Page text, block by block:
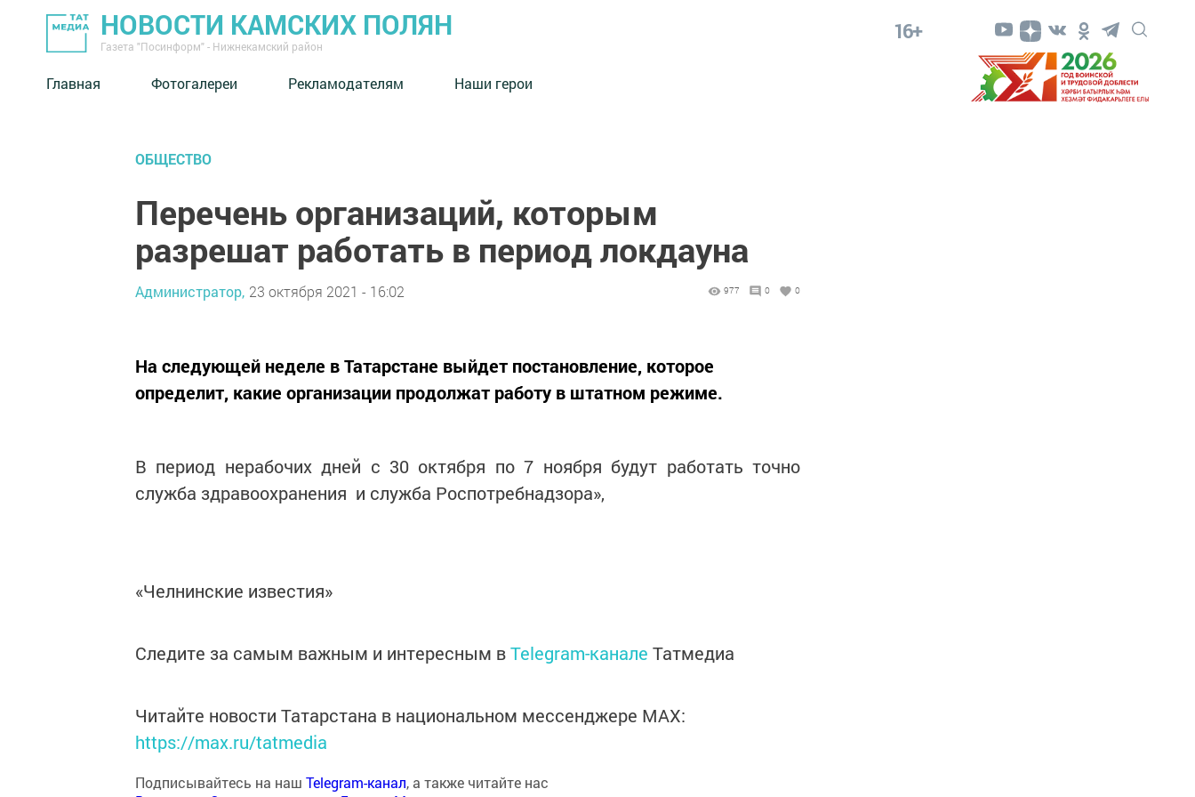
НОВОСТИ КАМСКИХ ПОЛЯН
Газета "Посинформ" - Нижнекамский район
16+
Главная Фотогалереи Рекламодателям Наши герои
ОБЩЕСТВО
Перечень организаций, которым
разрешат работать в период локдауна
Администратор, 23 октября 2021 - 16:02 977 0 0
На следующей неделе в Татарстане выйдет постановление, которое
определит, какие организации продолжат работу в штатном режиме.
В период нерабочих дней с 30 октября по 7 ноября будут работать точно
служба здравоохранения и служба Роспотребнадзора»,
«Челнинские известия»
Следите за самым важным и интересным вTelegram-канале Татмедиа
Читайте новости Татарстана в национальном мессенджере MАХ:
https://max.ru/tatmedia
Подписывайтесь на наш Telegram-канал, а также читайте нас